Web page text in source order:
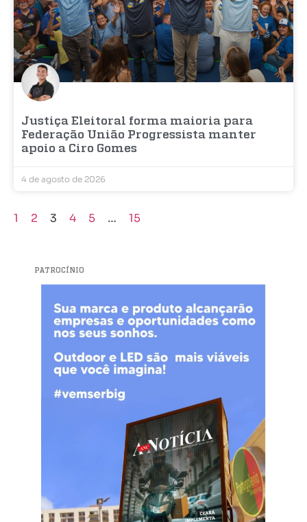
Justiça Eleitoral forma maioria para
Federação União Progressista manter
apoio a Ciro Gomes
4 de agosto de 2026
1 2 3 4 5 … 15
PATROCÍNIO